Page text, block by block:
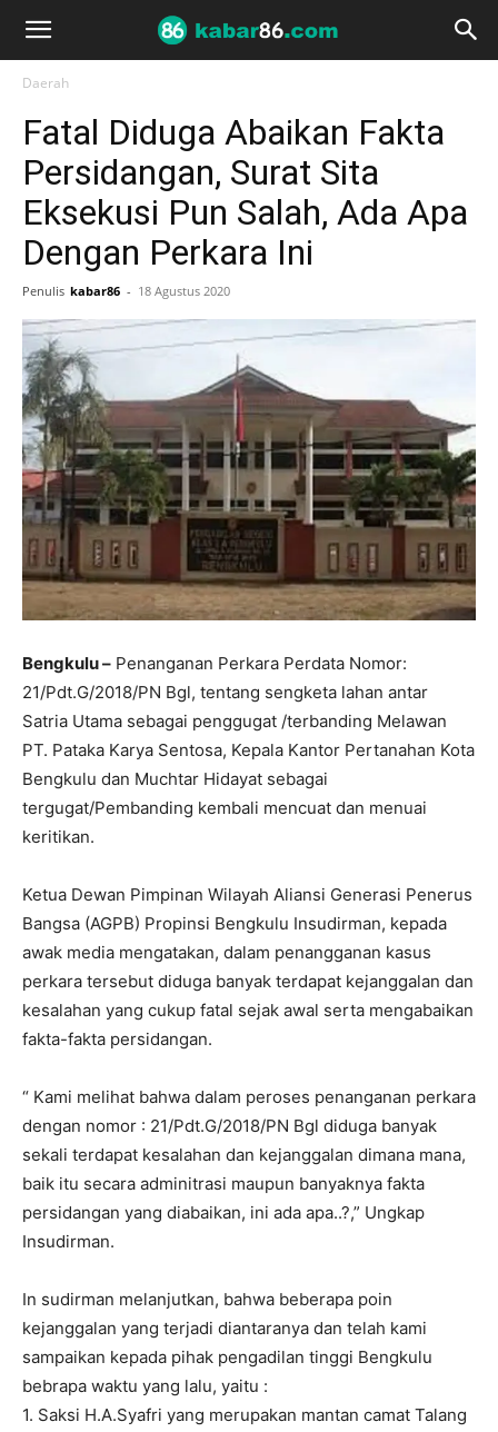
Daerah
Fatal Diduga Abaikan Fakta
Persidangan, Surat Sita
Eksekusi Pun Salah, Ada Apa
Dengan Perkara Ini
Penulis kabar86 - 18 Agustus 2020
Bengkulu – Penanganan Perkara Perdata Nomor:
21/Pdt.G/2018/PN Bgl, tentang sengketa lahan antar
Satria Utama sebagai penggugat /terbanding Melawan
PT. Pataka Karya Sentosa, Kepala Kantor Pertanahan Kota
Bengkulu dan Muchtar Hidayat sebagai
tergugat/Pembanding kembali mencuat dan menuai
keritikan.
Ketua Dewan Pimpinan Wilayah Aliansi Generasi Penerus
Bangsa (AGPB) Propinsi Bengkulu Insudirman, kepada
awak media mengatakan, dalam penangganan kasus
perkara tersebut diduga banyak terdapat kejanggalan dan
kesalahan yang cukup fatal sejak awal serta mengabaikan
fakta-fakta persidangan.
“ Kami melihat bahwa dalam peroses penanganan perkara
dengan nomor : 21/Pdt.G/2018/PN Bgl diduga banyak
sekali terdapat kesalahan dan kejanggalan dimana mana,
baik itu secara adminitrasi maupun banyaknya fakta
persidangan yang diabaikan, ini ada apa..?,” Ungkap
Insudirman.
In sudirman melanjutkan, bahwa beberapa poin
kejanggalan yang terjadi diantaranya dan telah kami
sampaikan kepada pihak pengadilan tinggi Bengkulu
bebrapa waktu yang lalu, yaitu :
1. Saksi H.A.Syafri yang merupakan mantan camat Talang